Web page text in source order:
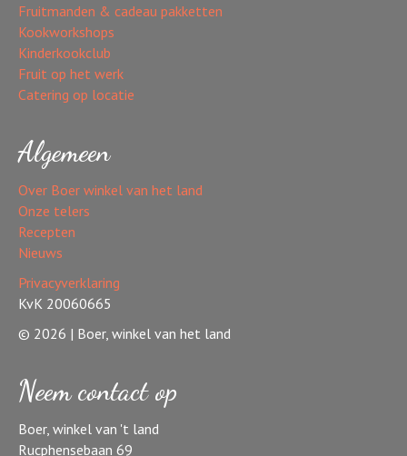
Fruitmanden & cadeau pakketten
Kookworkshops
Kinderkookclub
Fruit op het werk
Catering op locatie
Algemeen
Over Boer winkel van het land
Onze telers
Recepten
Nieuws
Privacyverklaring
KvK 20060665
© 2026 | Boer, winkel van het land
Neem contact op
Boer, winkel van 't land
Rucphensebaan 69